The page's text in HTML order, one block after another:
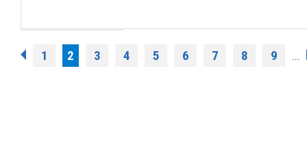
Σελίδες
1 2 3 4 5 6 7 8 9 …